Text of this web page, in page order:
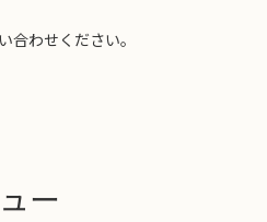
合わせください。
ー